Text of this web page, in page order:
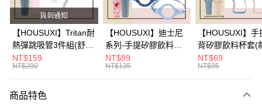
街口支付
悠遊付
Google Pay
大哥付你分期
【大哥付你分期使用說明】
貨到通知
【HOUSUXI】Tritan耐
熱彈跳吸管3件組(舒吸
杯720mL專用)【5周年
慶↘三件75折】
NT$159
NT$200
【HOUSUXI】迪士尼
系列-手提矽膠飲料杯
套(款式可任選)【5周
年慶↘三件75折】
NT$89
NT$135
【HOUSUXI】
背矽膠飲料杯套(
顏色可任選)【5
↘三件75折】
NT$69
NT$95
商品特色